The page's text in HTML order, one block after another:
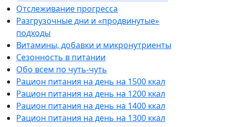
Отслеживание прогресса
Разгрузочные дни и «продвинутые»
подходы
Витамины, добавки и микронутриенты
Сезонность в питании
Обо всем по чуть-чуть
Рацион питания на день на 1500 ккал
Рацион питания на день на 1200 ккал
Рацион питания на день на 1400 ккал
Рацион питания на день на 1300 ккал